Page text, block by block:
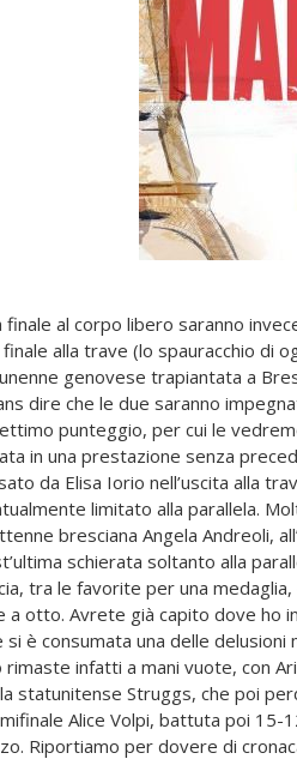
finale al corpo libero saranno
finale alla trave (lo spauracchio di
genovese trapiantata a
dire che le due saranno
punteggio, per cui le
in una prestazione senza
da Elisa Iorio nell’uscita alla
limitato alla parallela.
bresciana Angela Andreoli,
schierata soltanto alla
tra le favorite per una
a otto. Avrete già capito dove ho
si è consumata una delle
rimaste infatti a mani vuote, con
statunitense Struggs, che poi
Alice Volpi, battuta poi 15-
Riportiamo per dovere di